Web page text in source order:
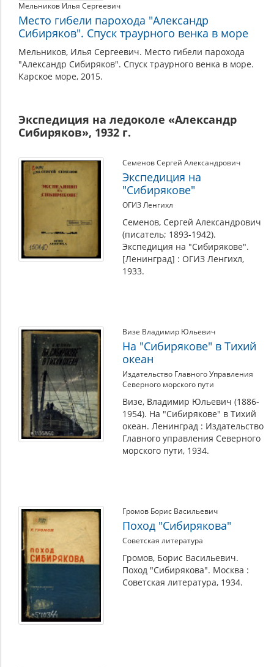
Мельников Илья Сергеевич
Место гибели парохода "Александр
Сибиряков". Спуск траурного венка в море
Мельников, Илья Сергеевич. Место гибели парохода
"Александр Сибиряков". Спуск траурного венка в море.
Карское море, 2015.
Экспедиция на ледоколе «Александр
Сибиряков», 1932 г.
Семенов Сергей Александрович
Экспедиция на
"Сибирякове"
ОГИЗ Ленгихл
Семенов, Сергей Александрович
(писатель; 1893-1942).
Экспедиция на "Сибирякове".
[Ленинград] : ОГИЗ Ленгихл,
1933.
Визе Владимир Юльевич
На "Сибирякове" в Тихий
океан
Издательство Главного Управления
Северного морского пути
Визе, Владимир Юльевич (1886-
1954). На "Сибирякове" в Тихий
океан. Ленинград : Издательство
Главного управления Северного
морского пути, 1934.
Громов Борис Васильевич
Поход "Сибирякова"
Советская литература
Громов, Борис Васильевич.
Поход "Сибирякова". Москва :
Советская литература, 1934.